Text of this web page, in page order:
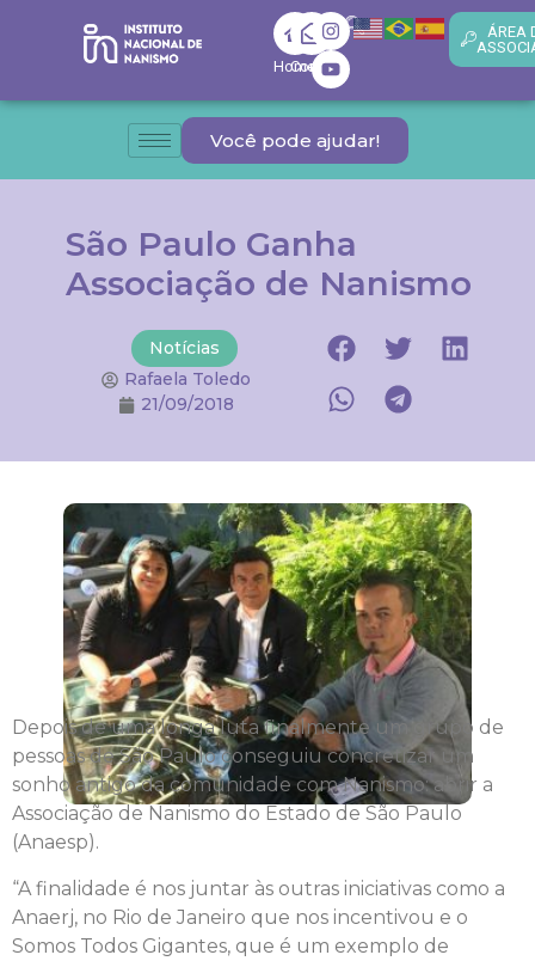
Home
Contato
ÁREA
Você pode ajudar!
São Paulo Ganha
Associação de Nanismo
Notícias
Rafaela Toledo
21/09/2018
Depois de uma longa luta finalmente um grupo de
pessoas de São Paulo conseguiu concretizar um
sonho antigo da comunidade com Nanismo: abrir a
Associação de Nanismo do Estado de São Paulo
(Anaesp).
“A finalidade é nos juntar às outras iniciativas como a
Anaerj, no Rio de Janeiro que nos incentivou e o
Somos Todos Gigantes, que é um exemplo de